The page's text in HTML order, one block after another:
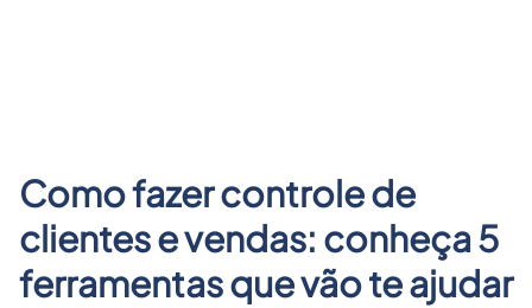
Como fazer controle de
clientes e vendas: conheça 5
ferramentas que vão te ajudar